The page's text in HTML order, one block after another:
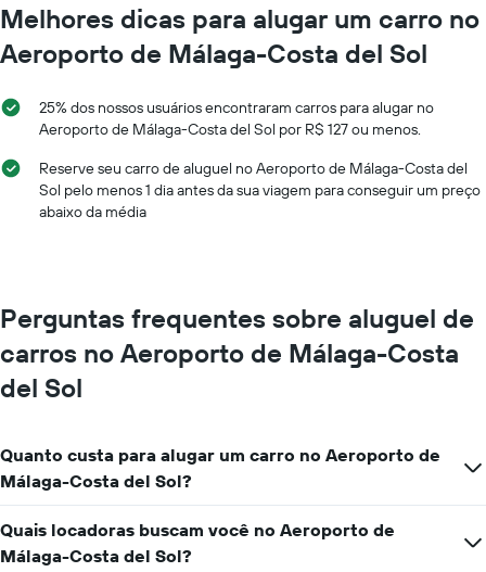
Melhores dicas para alugar um carro no
Aeroporto de Málaga-Costa del Sol
25% dos nossos usuários encontraram carros para alugar no
Aeroporto de Málaga-Costa del Sol por R$ 127 ou menos.
Reserve seu carro de aluguel no Aeroporto de Málaga-Costa del
Sol pelo menos 1 dia antes da sua viagem para conseguir um preço
abaixo da média
Perguntas frequentes sobre aluguel de
carros no Aeroporto de Málaga-Costa
del Sol
Quanto custa para alugar um carro no Aeroporto de
Málaga-Costa del Sol?
Quais locadoras buscam você no Aeroporto de
Málaga-Costa del Sol?